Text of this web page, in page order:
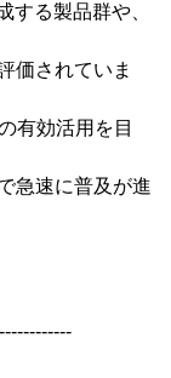
する製品群や、
価されていま
有効活用を目
急速に普及が進